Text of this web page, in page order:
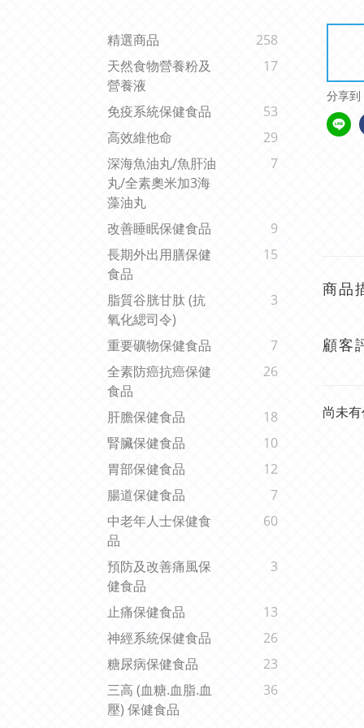
精選商品
258
天然食物營養粉及
營養液
17
免疫系統保健食品
53
高效維他命
29
深海魚油丸/魚肝油
丸/全素奧米加3海
藻油丸
7
改善睡眠保健食品
9
長期外出用膳保健
食品
15
脂質谷胱甘肽 (抗
氧化緦司令)
3
重要礦物保健食品
7
全素防癌抗癌保健
食品
26
肝膽保健食品
18
腎臟保健食品
10
胃部保健食品
12
腸道保健食品
7
中老年人士保健食
品
60
預防及改善痛風保
健食品
3
止痛保健食品
13
神經系統保健食品
26
糖尿病保健食品
23
三高 (血糖.血脂.血
壓) 保健食品
36
分享到
商品
顧客
尚未